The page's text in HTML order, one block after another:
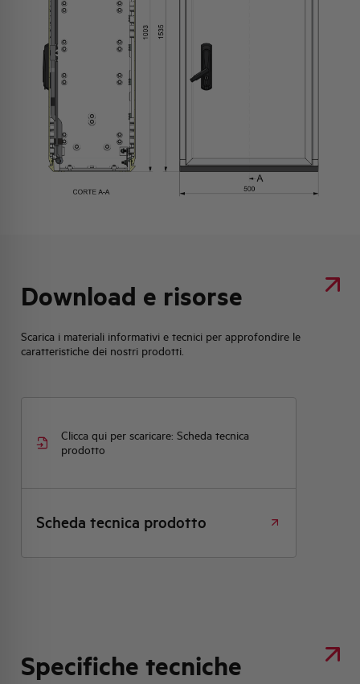
Download e risorse
Scarica i materiali informativi e tecnici per approfondire le
caratteristiche dei nostri prodotti.
Clicca qui per scaricare: Scheda tecnica
prodotto
Scheda tecnica prodotto
Specifiche tecniche